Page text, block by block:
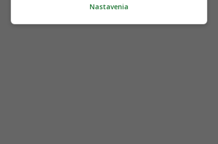
Nastavenia